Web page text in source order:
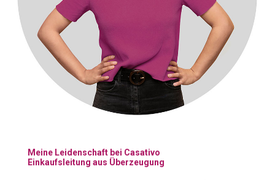
Meine Leidenschaft bei Casativo
Einkaufsleitung aus Überzeugung